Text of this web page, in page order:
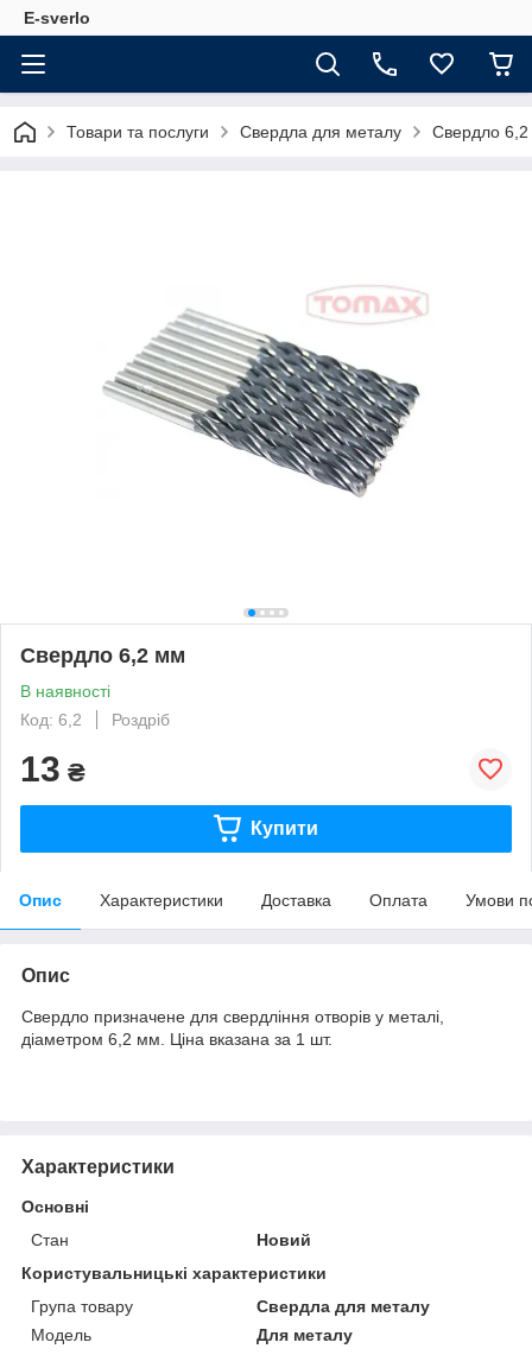
E-sverlo
Товари та послуги Свердла для металу Свердло
Свердло 6,2 мм
В наявності
Код: 6,2
Роздріб
13 ₴
Купити
Опис Характеристики Доставка Оплата Умови
Опис
Свердло призначене для свердління отворів у металі,
діаметром 6,2 мм. Ціна вказана за 1 шт.
Характеристики
Основні
Стан
Новий
Користувальницькі характеристики
Група товару
Свердла для металу
Мoдель
Для металу